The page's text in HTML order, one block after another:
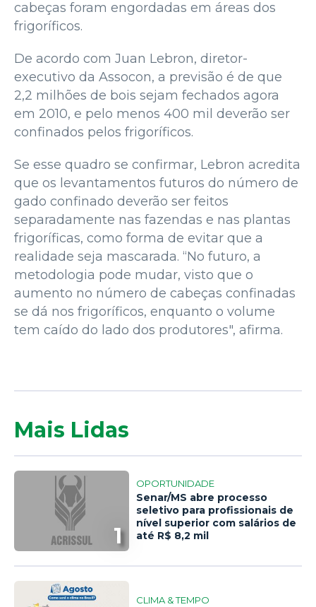
cabeças foram engordadas em áreas dos
frigoríficos.
De acordo com Juan Lebron, diretor-
executivo da Assocon, a previsão é de que
2,2 milhões de bois sejam fechados agora
em 2010, e pelo menos 400 mil deverão ser
confinados pelos frigoríficos.
Se esse quadro se confirmar, Lebron acredita
que os levantamentos futuros do número de
gado confinado deverão ser feitos
separadamente nas fazendas e nas plantas
frigoríficas, como forma de evitar que a
realidade seja mascarada. “No futuro, a
metodologia pode mudar, visto que o
aumento no número de cabeças confinadas
se dá nos frigoríficos, enquanto o volume
tem caído do lado dos produtores", afirma.
Mais Lidas
1
OPORTUNIDADE
Senar/MS abre processo
seletivo para profissionais de
nível superior com salários de
até R$ 8,2 mil
CLIMA & TEMPO